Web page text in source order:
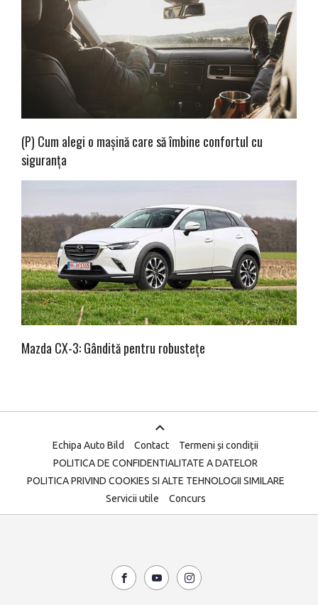
(P) Cum alegi o mașină care să îmbine confortul cu
siguranța
Mazda CX-3: Gândită pentru robustețe
Echipa Auto Bild Contact
Termeni și condiții
POLITICA DE CONFIDENTIALITATE A DATELOR
POLITICA PRIVIND COOKIES SI ALTE TEHNOLOGII SIMILARE
Servicii utile
Concurs